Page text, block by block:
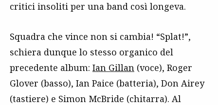
critici insoliti per una band così longeva.
Squadra che vince non si cambia! “Splat!”,
schiera dunque lo stesso organico del
precedente album: Ian Gillan (voce), Roger
Glover (basso), Ian Paice (batteria), Don Airey
(tastiere) e Simon McBride (chitarra). Al